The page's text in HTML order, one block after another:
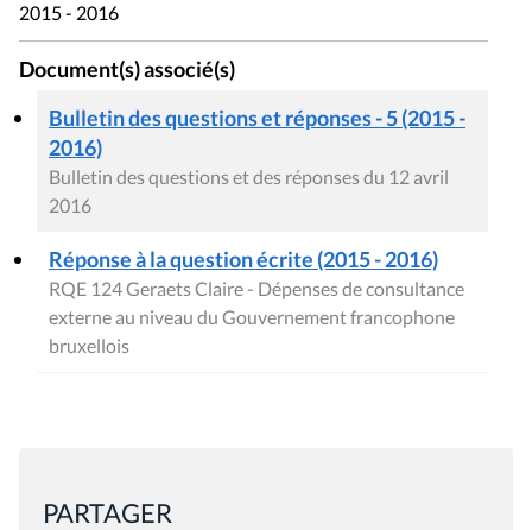
2015 - 2016
Document(s) associé(s)
Bulletin des questions et réponses - 5 (2015 -
2016)
Bulletin des questions et des réponses du 12 avril
2016
Réponse à la question écrite (2015 - 2016)
RQE 124 Geraets Claire - Dépenses de consultance
externe au niveau du Gouvernement francophone
bruxellois
PARTAGER